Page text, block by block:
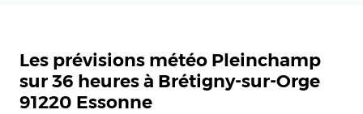
Les prévisions météo Pleinchamp
sur 36 heures à Brétigny-sur-Orge
91220 Essonne